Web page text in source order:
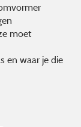
moet
en waar je die